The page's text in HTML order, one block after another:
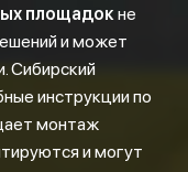
площадокне
и может
Сибирский
инструкции по
монтаж
и могут